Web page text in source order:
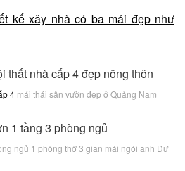
kế xây nhà có ba mái đẹp như
4 mái thái sân vườn đẹp ở Quảng Nam
ngủ 1 phòng thờ 3 gian mái ngói anh Dư